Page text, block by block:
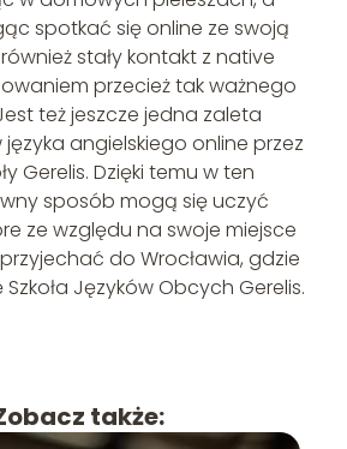
spotkać się online ze swoją
stały kontakt z native
przecież tak ważnego
też jeszcze jedna zaleta
angielskiego online przez
Gerelis. Dzięki temu w ten
sposób mogą się uczyć
ze względu na swoje miejsce
do Wrocławia, gdzie
Języków Obcych Gerelis.
także: